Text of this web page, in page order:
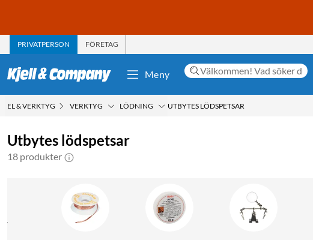
PRIVATPERSON FÖRETAG
Meny
EL & VERKTYG VERKTYG LÖDNING UTBYTES LÖDSPETSAR
Utbytes lödspetsar
18 produkter